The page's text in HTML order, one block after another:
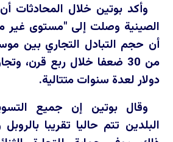
وأكد بوتين خلال المحادثات
الصينية وصلت إلى "مستوى غير
أن حجم التبادل التجاري بين
دولار لعدة سنوات متتالية.
وقال بوتين إن جميع
البلدين تتم حاليا تقريبا